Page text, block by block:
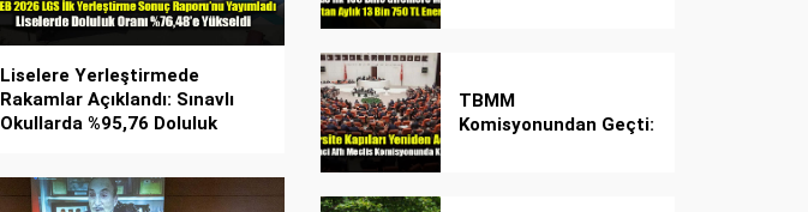
Liselere Yerleştirmede
Rakamlar Açıklandı: Sınavlı
Okullarda %95,76 Doluluk
TBMM
Komisyonundan Geçti: